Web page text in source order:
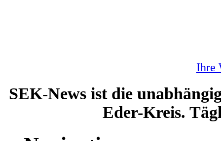
Ihre
SEK-News ist die
Eder-Kreis.